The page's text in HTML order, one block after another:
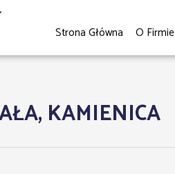
Strona Główna O Firmie
KAMIENICA